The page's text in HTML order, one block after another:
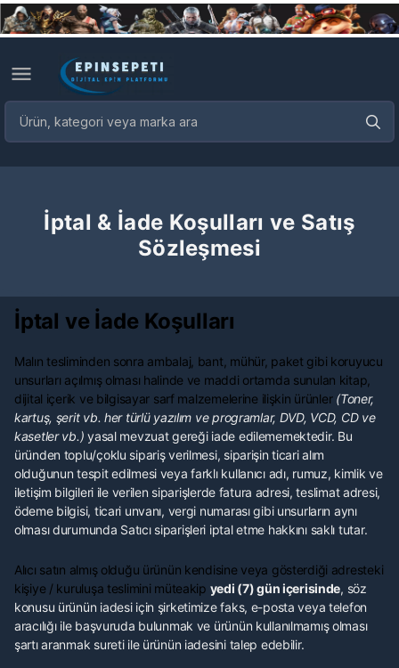
İptal & İade Koşulları ve Satış
Sözleşmesi
İptal ve İade Koşulları
Malın tesliminden sonra ambalaj, bant, mühür, paket gibi koruyucu
unsurları açılmış olması halinde ve maddi ortamda sunulan kitap,
dijital içerik ve bilgisayar sarf malzemelerine ilişkin ürünler (Toner,
kartuş, şerit vb. her türlü yazılım ve programlar, DVD, VCD, CD ve
kasetler vb.)yasal mevzuat gereği iade edilememektedir. Bu
üründen toplu/çoklu sipariş verilmesi, siparişin ticari alım
olduğunun tespit edilmesi veya farklı kullanıcı adı, rumuz, kimlik ve
iletişim bilgileri ile verilen siparişlerde fatura adresi, teslimat adresi,
ödeme bilgisi, ticari unvanı, vergi numarası gibi unsurların aynı
olması durumunda Satıcı siparişleri iptal etme hakkını saklı tutar.
Alıcı satın almış olduğu ürünün kendisine veya gösterdiği adresteki
kişiye / kuruluşa teslimini müteakip yedi (7) gün içerisinde, söz
konusu ürünün iadesi için şirketimize faks, e-posta veya telefon
aracılığı ile başvuruda bulunmak ve ürünün kullanılmamış olması
şartı aranmak sureti ile ürünün iadesini talep edebilir.